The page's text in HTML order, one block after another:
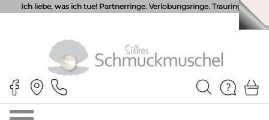
Ich liebe, was ich tue! Partnerringe. Verlobungsringe. Trauringe.